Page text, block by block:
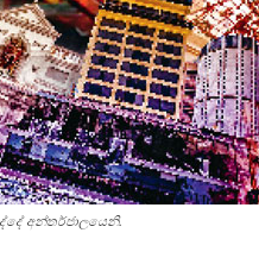
අන්තර්ජාලයෙනි.